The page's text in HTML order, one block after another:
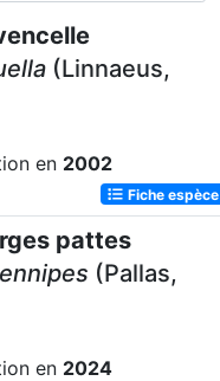
(Linnaeus,
en 2002
Fiche espèce
pattes
(Pallas,
en 2024